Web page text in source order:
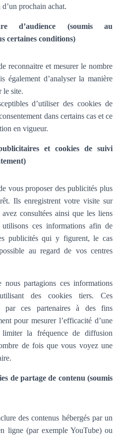
prochain achat.
d’audience (soumis au
certaines conditions)
reconnaitre et mesurer le nombre
également d’analyser la manière
le site.
d’utiliser des cookies de
dans certains cas et ce
en vigueur.
et cookies de suivi
vous proposer des publicités plus
Ils enregistrent votre visite sur
consultées ainsi que les liens
ces informations afin de
publicités qui y figurent, le cas
au regard de vos centres
partagions ces informations
des cookies tiers. Ces
par ces partenaires à des fins
pour mesurer l’efficacité d’une
limiter la fréquence de diffusion
de fois que vous voyez une
de partage de contenu (soumis
des contenus hébergés par un
ligne (par exemple YouTube) ou